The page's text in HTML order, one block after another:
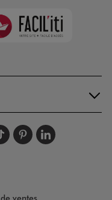
sursur
nous sur
nousnous
Suivez-